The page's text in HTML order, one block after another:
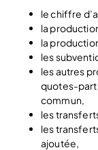
le chiffre
la
la
les
les autres
quotes-
commun,
les
les
ajoutée,